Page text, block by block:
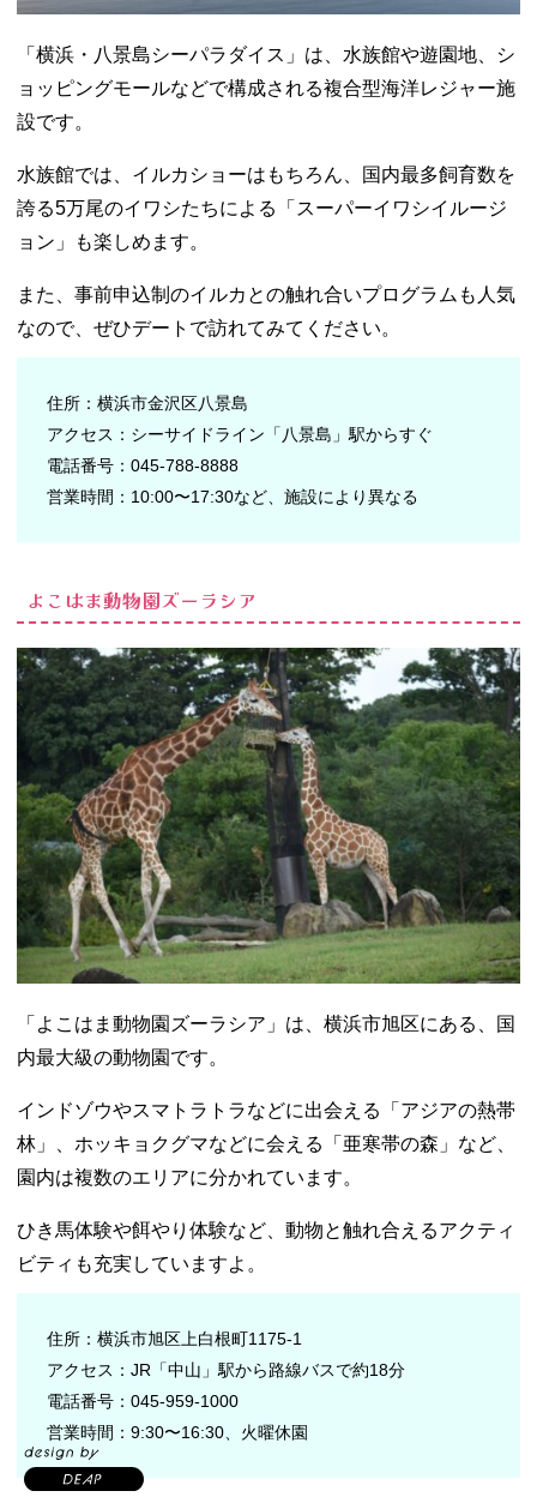
「横浜・八景島シーパラダイス」は、水族館や遊園地、シ
ョッピングモールなどで構成される複合型海洋レジャー施
設です。
水族館では、イルカショーはもちろん、国内最多飼育数を
誇る5万尾のイワシたちによる「スーパーイワシイルージ
ョン」も楽しめます。
また、事前申込制のイルカとの触れ合いプログラムも人気
なので、ぜひデートで訪れてみてください。
住所：横浜市金沢区八景島
アクセス：シーサイドライン「八景島」駅からすぐ
電話番号：045-788-8888
営業時間：10:00〜17:30など、施設により異なる
よこはま動物園ズーラシア
「よこはま動物園ズーラシア」は、横浜市旭区にある、国
内最大級の動物園です。
インドゾウやスマトラトラなどに出会える「アジアの熱帯
林」、ホッキョクグマなどに会える「亜寒帯の森」など、
園内は複数のエリアに分かれています。
ひき馬体験や餌やり体験など、動物と触れ合えるアクティ
ビティも充実していますよ。
住所：横浜市旭区上白根町1175-1
アクセス：JR「中山」駅から路線バスで約18分
電話番号：045-959-1000
営業時間：9:30〜16:30、火曜休園